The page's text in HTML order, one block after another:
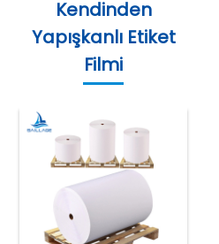
Kendinden
Yapışkanlı Etiket
Filmi